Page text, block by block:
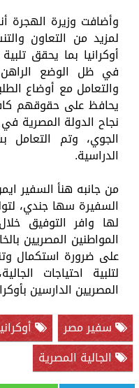
وأضافت وزيرة الهجرة
لمزيد من التعاون
أوكرانيا بما يحقق
في ظل الوضع
والتعامل مع أوضاع
يحافظ على حقوقهم
الجوي، وتم
الدراسية.
من جانبه هنأ السفير
السفيرة سها جندي،
لها وافر التوفيق
المواطنين المصريين
على ضرورة استكمال
لتلبية احتياجات
المصريين الدارسين
سفير مصر
الجالية المصرية